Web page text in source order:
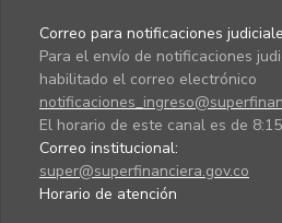
Correo para notificaciones
Para el envío de notificaciones
habilitado el correo electrónico
El horario de este canal es de
Correo institucional:
super@superfinanciera.gov.co
Horario de atención